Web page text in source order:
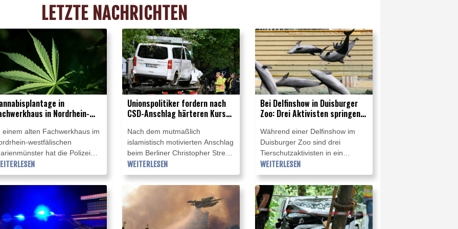
LETZTE NACHRICHTEN
in
in Nordrhein-
einem alten Fachwerkhaus im
westfälischen
hat die Polizei
Cannabisplantage mit rund
Pflanzen entdeckt. Ein 40-
Verdächtiger versteckte
am Freitag in
des mehrstöckigen
Unionspolitiker fordern nach
CSD-Anschlag härteren Kurs
Nach dem mutmaßlich
islamistisch motivierten Anschlag
beim Berliner Christopher Street
Day (CSD) fordern Politiker der
Union einen anderen Umgang
mit Gefährdern und Islamisten.
"Wir müssen darauf reagieren
und zwar grundlegend", sagte
am Montag Bayerns
WEITERLESEN
Bei Delfinshow in Duisburger
Zoo: Drei Aktivisten springen
Während einer Delfinshow im
Duisburger Zoo sind drei
Tierschutzaktivisten in ein
Wasserbecken gesprungen und
haben gegen die Haltung der
Tiere protestiert. Die Show
wurde daraufhin abgebrochen
und das Delfinarium mit rund
1200 Zuschauern geräumt, wie
WEITERLESEN